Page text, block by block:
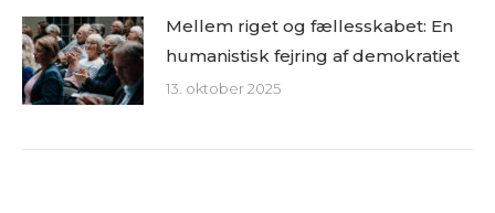
Mellem riget og fællesskabet: En
humanistisk fejring af demokratiet
13. oktober 2025